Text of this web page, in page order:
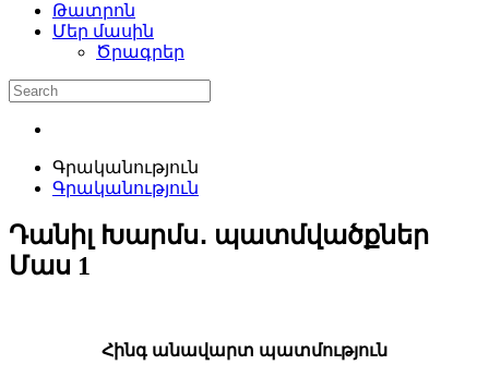
Թատրոն
Մեր մասին
Ծրագրեր
Գրականություն
Գրականություն
Դանիլ Խարմս․ պատմվածքներ
Մաս 1
Հինգ անավարտ պատմություն